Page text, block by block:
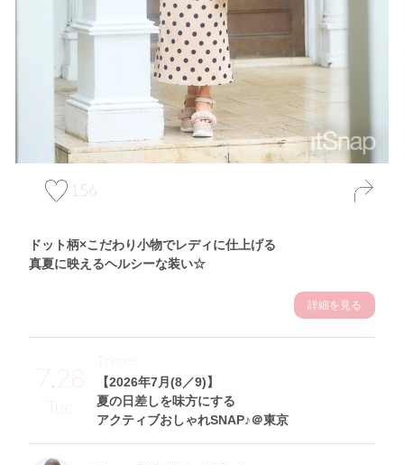
156
ドット柄×こだわり小物でレディに仕上げる
真夏に映えるヘルシーな装い☆
詳細を見る
7.28
Tue
【2026年7月(8／9)】
夏の日差しを味方にする
アクティブおしゃれSNAP♪＠東京
Theme